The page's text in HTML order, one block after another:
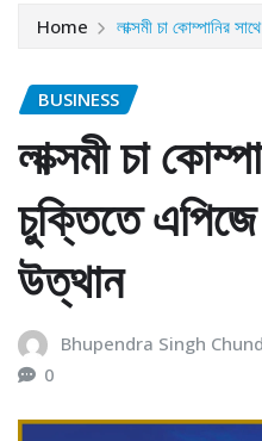
Home লাক্সমী চা কোম্পানির
BUSINESS
লাক্সমী চা
চুক্তিতে এপিজে
উত্থান
Bhupendra Singh
0